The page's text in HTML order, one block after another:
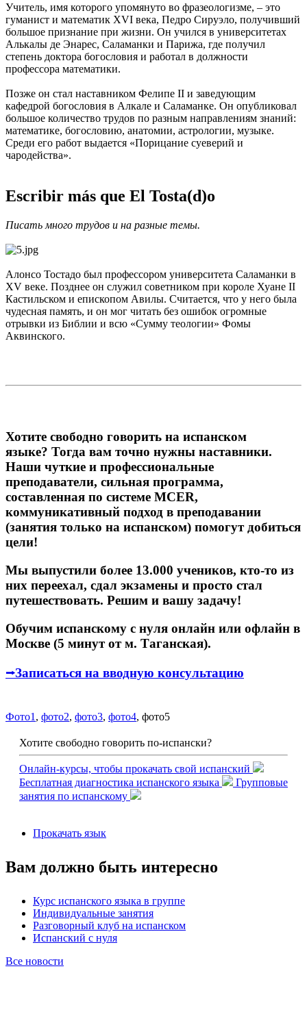
Учитель, имя которого упомянуто во фразеологизме, – это
гуманист и математик XVI века, Педро Сируэло, получивший
большое признание при жизни. Он учился в университетах
Алькалы де Энарес, Саламанки и Парижа, где получил
степень доктора богословия и работал в должности
профессора математики.
Позже он стал наставником Фелипе II и заведующим
кафедрой богословия в Алкале и Саламанке. Он опубликовал
большое количество трудов по разным направлениям знаний:
математике, богословию, анатомии, астрологии, музыке.
Среди его работ выдается «Порицание суеверий и
чародейства».
Escribir más que El Tosta(d)o
Писать много трудов и на разные темы.
Алонсо Тостадо был профессором университета Саламанки в
XV веке. Позднее он служил советником при короле Хуане II
Кастильском и епископом Авилы. Считается, что у него была
чудесная память, и он мог читать без ошибок огромные
отрывки из Библии и всю «Сумму теологии» Фомы
Аквинского.
Хотите свободно говорить на испанском
языке? Тогда вам точно нужны наставники.
Наши чуткие и профессиональные
преподаватели, сильная программа,
составленная по системе MCER,
коммуникативный подход в преподавании
(занятия только на испанском) помогут добиться
цели!
Мы выпустили более 13.000 учеников, кто-то из
них переехал, сдал экзамены и просто стал
путешествовать. Решим и вашу задачу!
Обучим испанскому с нуля онлайн или офлайн в
Москве (5 минут от м. Таганская).
⭢Записаться на вводную консультацию
Фото1 , фото2, фото3, фото4, фото5
Хотите свободно говорить по-испански?
Онлайн-курсы, чтобы прокачать свой испанский
Бесплатная диагностика испанского языка
Групповые
занятия по испанскому
Прокачать язык
Вам должно быть интересно
Курс испанского языка в группе
Индивидуальные занятия
Разговорный клуб на испанском
Испанский с нуля
Все новости